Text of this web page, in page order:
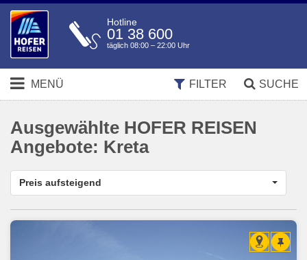
Hotline
01 38 600
täglich 08:00 – 22:00 Uhr
MENÜ SUCHE
FILTER
Ausgewählte HOFER REISEN
Angebote: Kreta
Preis aufsteigend